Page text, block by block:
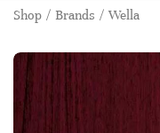
Shop Brands Wella